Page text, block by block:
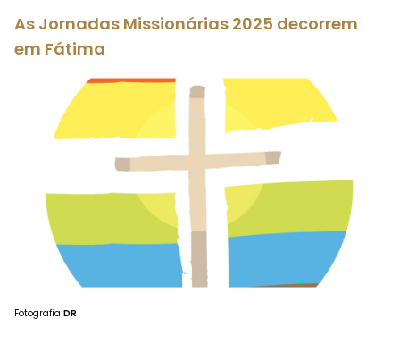
As Jornadas Missionárias 2025 decorrem
em Fátima
Fotografia DR